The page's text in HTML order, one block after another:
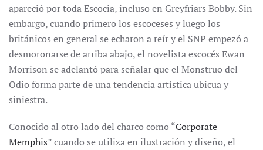
apareció por toda Escocia, incluso en Greyfriars Bobby. Sin
embargo, cuando primero los escoceses y luego los
británicos en general se echaron a reír y el SNP empezó a
desmoronarse de arriba abajo, el novelista escocés Ewan
Morrison se adelantó para señalar que el Monstruo del
Odio forma parte de una tendencia artística ubicua y
siniestra.
Conocido al otro lado del charco como “Corporate
Memphis” cuando se utiliza en ilustración y diseño, el